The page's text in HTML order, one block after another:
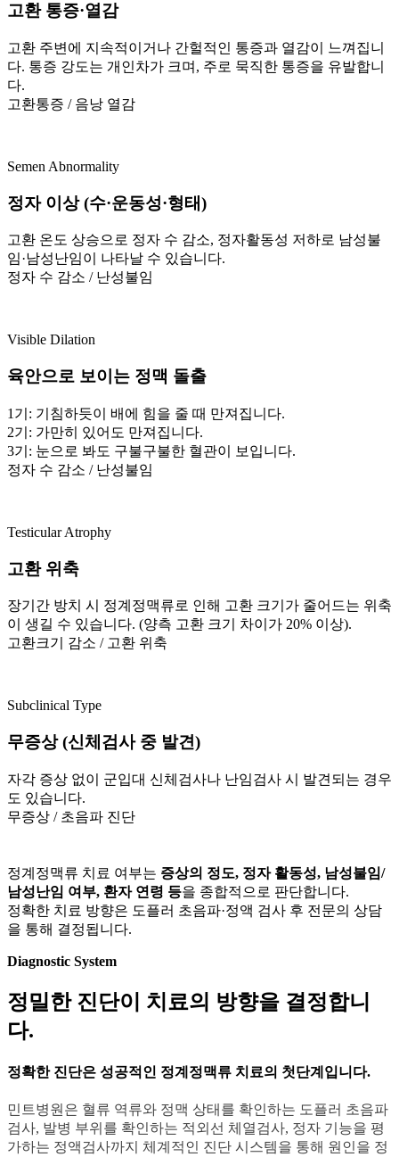
고환 통증·열감
고환 주변에 지속적이거나 간헐적인 통증과 열감이 느껴집니
다. 통증 강도는 개인차가 크며, 주로 묵직한 통증을 유발합니
다.
고환통증 / 음낭 열감
Semen Abnormality
정자 이상 (수·운동성·형태)
고환 온도 상승으로 정자 수 감소, 정자활동성 저하로 남성불
임·남성난임이 나타날 수 있습니다.
정자 수 감소 / 난성불임
Visible Dilation
육안으로 보이는 정맥 돌출
1기: 기침하듯이 배에 힘을 줄 때 만져집니다.
2기: 가만히 있어도 만져집니다.
3기: 눈으로 봐도 구불구불한 혈관이 보입니다.
정자 수 감소 / 난성불임
Testicular Atrophy
고환 위축
장기간 방치 시 정계정맥류로 인해 고환 크기가 줄어드는 위축
이 생길 수 있습니다. (양측 고환 크기 차이가 20% 이상).
고환크기 감소 / 고환 위축
Subclinical Type
무증상 (신체검사 중 발견)
자각 증상 없이 군입대 신체검사나 난임검사 시 발견되는 경우
도 있습니다.
무증상 / 초음파 진단
정계정맥류 치료 여부는 증상의 정도, 정자 활동성, 남성불임/
남성난임 여부, 환자 연령 등을 종합적으로 판단합니다.
정확한 치료 방향은 도플러 초음파·정액 검사 후 전문의 상담
을 통해 결정됩니다.
Diagnostic System
정밀한 진단이 치료의 방향을 결정합니
다.
정확한 진단은 성공적인 정계정맥류 치료의 첫단계입니다.
민트병원은 혈류 역류와 정맥 상태를 확인하는 도플러 초음파
검사, 발병 부위를 확인하는 적외선 체열검사, 정자 기능을 평
가하는 정액검사까지 체계적인 진단 시스템을 통해 원인을 정